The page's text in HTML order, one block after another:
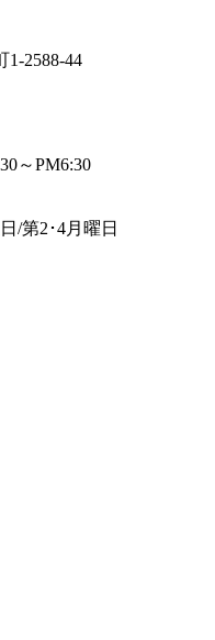
2588-44
～PM6:30
/第2･4月曜日